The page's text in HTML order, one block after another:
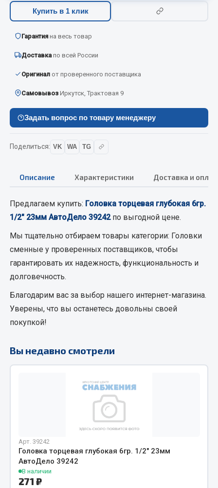
Аксессуары автомобильные
Аптечки и знаки автомобильные
Брызговики
Вымпела
Показать ещё
Весь раздел
Смазочные материалы
Масла
Технические жидкости
Весь раздел
Болты
Гайки
Кольца стопорные
Пресс-масленки
Пробки
Пружины
Показать ещё
Соединительные элементы
Адаптеры и переходники
Тройники
Трубки, муфты, гайки
Угольники
Купить в 1 клик
Гарантия на весь товар
Доставка по всей России
Оригинал от проверенного поставщика
Самовывоз Иркутск, Трактовая 9
Задать вопрос по товару менеджеру
Поделиться: VK WA TG
Описание Характеристики Доставка и
Предлагаем купить: Головка торцевая глубокая 6гр.
1/2" 23мм АвтоДело 39242по выгодной цене.
Мы тщательно отбираем товары категории: Головки
сменные у проверенных поставщиков, чтобы
гарантировать их надежность, функциональность и
долговечность.
Благодарим вас за выбор нашего интернет-магазина.
Уверены, что вы останетесь довольны своей
покупкой!
Вы недавно смотрели
Арт. 39242
Головка торцевая глубокая 6гр. 1/2" 23мм
АвтоДело 39242
В наличии
271 ₽